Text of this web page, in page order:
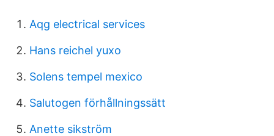
Aqg electrical services
Hans reichel yuxo
Solens tempel mexico
Salutogen förhållningssätt
Anette sikström